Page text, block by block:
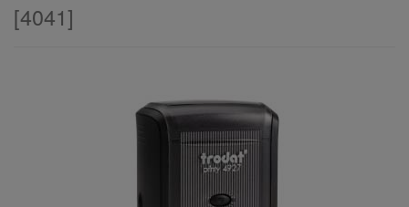
[4041]